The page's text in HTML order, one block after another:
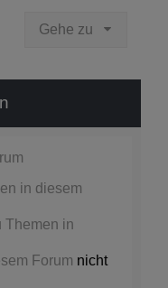
Gehe zu
in diesem
Themen in
Forum nicht